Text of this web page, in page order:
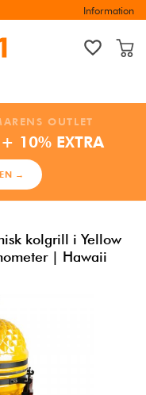
Information
OUTLET
10% EXTRA
→
kolgrill i Yellow
| Hawaii